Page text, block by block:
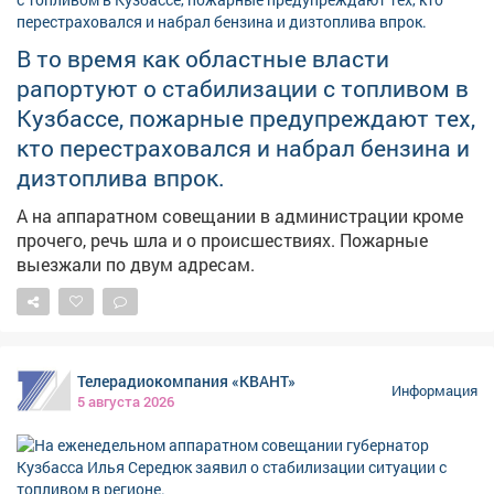
В то время как областные власти
рапортуют о стабилизации с топливом в
Кузбассе, пожарные предупреждают тех,
кто перестраховался и набрал бензина и
дизтоплива впрок.
А на аппаратном совещании в администрации кроме
прочего, речь шла и о происшествиях. Пожарные
выезжали по двум адресам.
Телерадиокомпания «КВАНТ»
5 августа 2026
Информация